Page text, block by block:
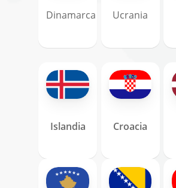
Dinamarca Ucrania
Islandia Croacia